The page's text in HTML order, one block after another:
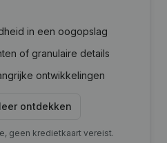
in een oogopslag
of granulaire details
ontwikkelingen
ontdekken
geen kredietkaart vereist.